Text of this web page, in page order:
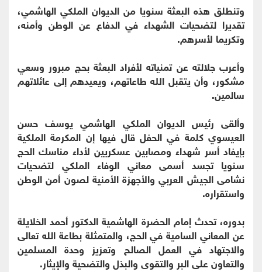
وتنطلق هذه البعثة سنويا من الديوان الملكي الهاشمي،
تقديرا لتضحيات الشهداء في الدفاع عن الوطن وأمنه،
وتكريما لأسرهم.
وأعرب جلالته عن تمنياته لأفراد البعثة بحج مبرور وسعي
مشكور، وأن يتقبل ﷲ طاعاتهم، ويعيدهم إلى عائلاتهم
سالمين.
وألقى رئيس الديوان الملكي الهاشمي يوسف حسن
العيسوي كلمة في الحفل قال فيها إن المكرمة الملكية
بإيفاد أسر شهداء ومصابين عسكريين لأداء مناسك الحج
سنويا تجسد أسمى معاني الوفاء الملكي لتضحيات
نشامى الجيش العربي والأجهزة الأمنية لصون أمن الوطن
واستقراره.
بدوره، تحدث إمام الحضرة الهاشمية الدكتور أحمد الخلايلة
عن المعاني السامية في الحج، والمتمثلة بطاعة الله تعالى
والاجتهاد في العمل الصالح وتعزيز وحدة المسلمين
والتعاون على البر والتقوى والبذل والتضحية والإيثار.